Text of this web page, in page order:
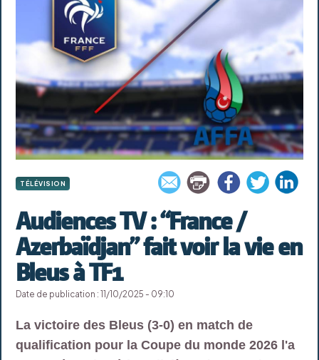
TÉLÉVISION
Audiences TV : “France /
Azerbaïdjan” fait voir la vie en
Bleus à TF1
Date de publication : 11/10/2025 - 09:10
La victoire des Bleus (3-0) en match de
qualification pour la Coupe du monde 2026 l'a